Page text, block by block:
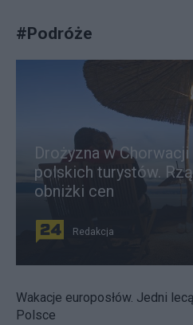
#Podróże
Drożyzna w
polskich turystów.
obniżki cen
Redakcja
Wakacje europosłów. Jedni
Polsce